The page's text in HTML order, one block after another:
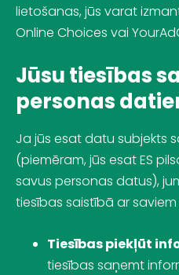
lietošanas, jūs varat
Online Choices vai
Jūsu tiesības
personas
Ja jūs esat datu subjekts
(piemēram, jūs esat ES
savus personas datus),
tiesības saistībā ar
Tiesības piekļūt
tiesības saņemt